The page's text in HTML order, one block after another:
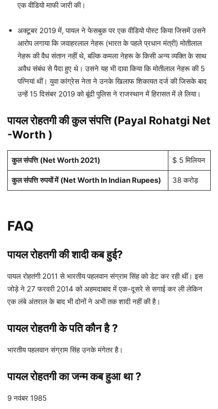
एक वीडियो माफी जारी की।
अक्टूबर 2019 में, पायल ने फेसबुक पर एक वीडियो पोस्ट किया जिसमें उसने
आरोप लगाया कि जवाहरलाल नेहरू (भारत के पहले प्रधान मंत्री) मोतीलाल
नेहरू की वैध संतान नहीं थे, बल्कि कमला नेहरू के किसी अन्य व्यक्ति के साथ
अवैध संबंध से पैदा हुए थे। उसने यह भी दावा किया कि मोतीलाल नेहरू की 5
पत्नियां थीं। युवा कांग्रेस नेता ने उनके खिलाफ शिकायत दर्ज की जिसके बाद
उन्हें 15 दिसंबर 2019 को बूंदी पुलिस ने राजस्थान में हिरासत में ले लिया।
पायल रोहतगीकी कुल संपत्ति (Payal Rohatgi Net
-Worth )
कुल संपत्ति (Net Worth 2021) $ 5 मिलियन
कुल संपत्ति रुपयों में (Net Worth In Indian Rupees) 38 करोड़
FAQ
पायल रोहतगी की शादी कब हुई?
पायल रोहतंगी 2011 से भारतीय पहलवान संग्राम सिंह को डेट कर रही थीं। इस
जोड़े ने 27 फरवरी 2014 को अहमदाबाद में एक-दूसरे से सगाई कर ली लेकिन
एक लंबे अंतराल के बाद भी दोनों ने अभी तक शादी नहीं की है।
पायल रोहतगी के पति कौन है ?
भारतीय पहलवान संग्राम सिंह उनके मंगेतर है।
पायल रोहतगी का जन्म कब हुआ था ?
9 नवंबर 1985